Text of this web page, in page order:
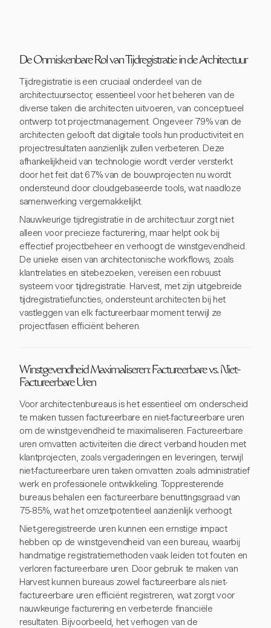
De Onmiskenbare Rol van Tijdregistratie in de Architectuur
Tijdregistratie is een cruciaal onderdeel van de
architectuursector, essentieel voor het beheren van de
diverse taken die architecten uitvoeren, van conceptueel
ontwerp tot projectmanagement. Ongeveer 79% van de
architecten gelooft dat digitale tools hun productiviteit en
projectresultaten aanzienlijk zullen verbeteren. Deze
afhankelijkheid van technologie wordt verder versterkt
door het feit dat 67% van de bouwprojecten nu wordt
ondersteund door cloudgebaseerde tools, wat naadloze
samenwerking vergemakkelijkt.
Nauwkeurige tijdregistratie in de architectuur zorgt niet
alleen voor precieze facturering, maar helpt ook bij
effectief projectbeheer en verhoogt de winstgevendheid.
De unieke eisen van architectonische workflows, zoals
klantrelaties en sitebezoeken, vereisen een robuust
systeem voor tijdregistratie. Harvest, met zijn uitgebreide
tijdregistratiefuncties, ondersteunt architecten bij het
vastleggen van elk factureerbaar moment terwijl ze
projectfasen efficiënt beheren.
Winstgevendheid Maximaliseren: Factureerbare vs. Niet-
Factureerbare Uren
Voor architectenbureaus is het essentieel om onderscheid
te maken tussen factureerbare en niet-factureerbare uren
om de winstgevendheid te maximaliseren. Factureerbare
uren omvatten activiteiten die direct verband houden met
klantprojecten, zoals vergaderingen en leveringen, terwijl
niet-factureerbare uren taken omvatten zoals administratief
werk en professionele ontwikkeling. Toppresterende
bureaus behalen een factureerbare benuttingsgraad van
75-85%, wat het omzetpotentieel aanzienlijk verhoogt.
Niet-geregistreerde uren kunnen een ernstige impact
hebben op de winstgevendheid van een bureau, waarbij
handmatige registratiemethoden vaak leiden tot fouten en
verloren factureerbare uren. Door gebruik te maken van
Harvest kunnen bureaus zowel factureerbare als niet-
factureerbare uren efficiënt registreren, wat zorgt voor
nauwkeurige facturering en verbeterde financiële
resultaten. Bijvoorbeeld, het verhogen van de